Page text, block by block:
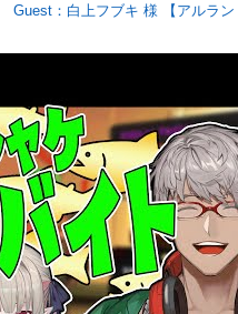
Guest：白上フブキ 様 【アルラン